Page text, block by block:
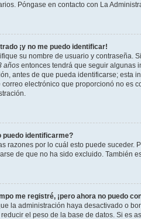
Póngase en contacto con La
¡y no me puedo identificar!
su nombre de usuario y contraseña.
años entonces tendrá que seguir algunas
antes de que pueda identificarse; esta
electrónico que proporcionó no es
puedo identificarme?
razones por lo cuál esto puede suceder.
de que no ha sido excluido. También
me registré, ¡pero ahora no puedo
la administración haya desactivado o
el peso de la base de datos. Si es